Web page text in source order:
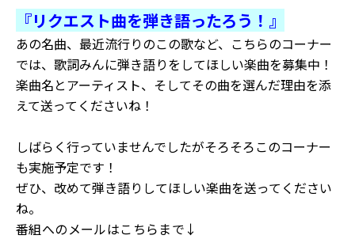
『リクエスト曲を弾き語ったろう！』
あの名曲、最近流行りのこの歌など、こちらのコーナー
では、歌詞みんに弾き語りをしてほしい楽曲を募集中！
楽曲名とアーティスト、そしてその曲を選んだ理由を添
えて送ってくださいね！
しばらく行っていませんでしたがそろそろこのコーナー
も実施予定です！
ぜひ、改めて弾き語りしてほしい楽曲を送ってください
ね。
番組へのメールはこちらまで↓